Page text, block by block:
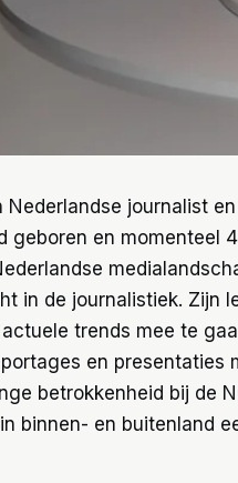
Nederlandse journalist
geboren en momenteel
in de journalistiek. Zijn
trends mee te
en presentaties
betrokkenheid bij de
binnen- en buitenland